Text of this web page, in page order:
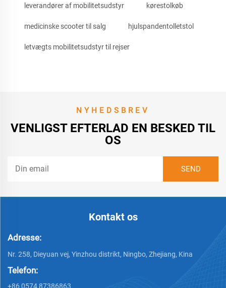
leverandører af mobilitetsudstyr kørestolkøb
medicinske scooter til salg hjulspandentolletstol
letvægts mobilitetsudstyr til rejser
NYHEDSBREV
VENLIGST EFTERLAD EN BESKED TIL
OS
Kontakt os
Adresse:
Nr. 258, Dieyuan vej, Yinzhou distrikt, Ningbo, Zhejiang, Kina
Telefon:
+86 0574 87386863